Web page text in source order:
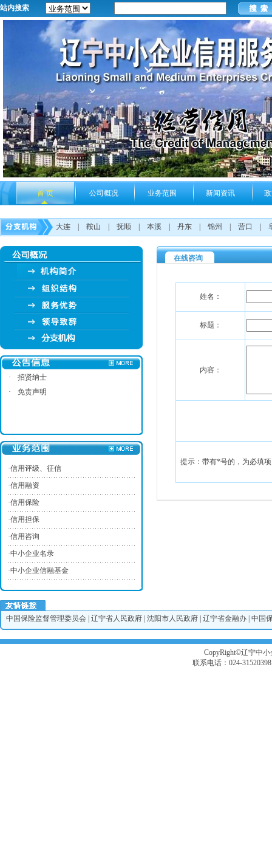
站内搜索
首 页 公司概况 业务范围 新闻资讯
大连 鞍山 抚顺 本溪 丹东 锦州 营口
·
招贤纳士
·
免责声明
·信用评级、征信
·信用融资
·信用保险
·信用担保
·信用咨询
·中小企业名录
·中小企业信融基金
在线咨询
姓名：
标题：
内容：
提示：带有*号的，为必填
中国保险监督管理委员会 辽宁省人民政府 沈阳市人民政府 辽宁省金融办 中国
CopyRight©辽宁中小
联系电话：024-